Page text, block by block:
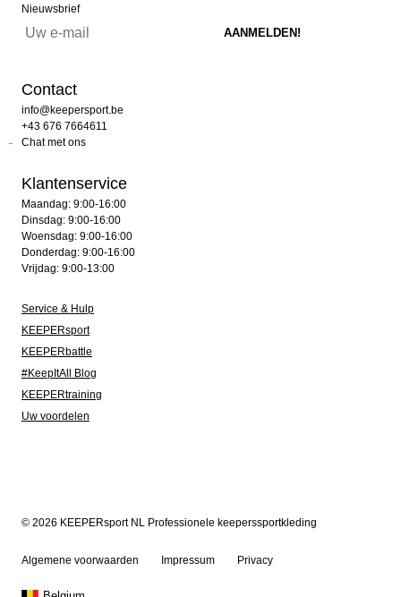
Nieuwsbrief
Contact
info@keepersport.be
+43 676 7664611
Chat met ons
Klantenservice
Maandag: 9:00-16:00
Dinsdag: 9:00-16:00
Woensdag: 9:00-16:00
Donderdag: 9:00-16:00
Vrijdag: 9:00-13:00
Service & Hulp
KEEPERsport
KEEPERbattle
#KeepItAll Blog
KEEPERtraining
Uw voordelen
© 2026 KEEPERsport NL Professionele keeperssportkleding
Algemene voorwaarden Impressum Privacy